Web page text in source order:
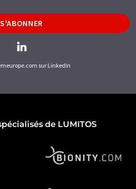
S'ABONNER
sur LinkedIn
de LUMITOS